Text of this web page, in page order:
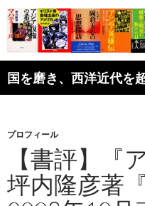
コ
ン
テ
ン
ツ
へ
国を磨き、西洋近代を
索
プロフィール
【書評】『
坪内隆彦著